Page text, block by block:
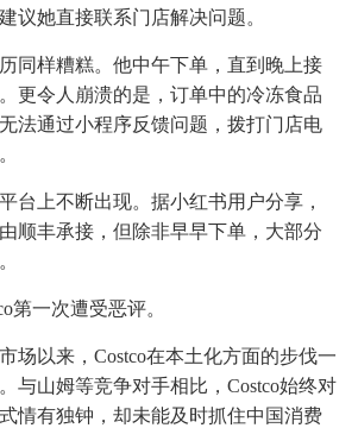
议她直接联系门店解决问题。
同样糟糕。他中午下单，直到晚上接
更令人崩溃的是，订单中的冷冻食品
法通过小程序反馈问题，拨打门店电
台上不断出现。据小红书用户分享，
顺丰承接，但除非早早下单，大部分
第一次遭受恶评。
场以来，Costco在本土化方面的步伐一
与山姆等竞争对手相比，Costco始终对
情有独钟，却未能及时抓住中国消费